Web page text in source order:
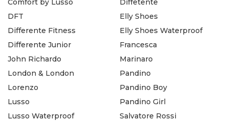
Comfort by Lusso
DFT
Differente Fitness
Differente Junior
Diffetente
Elly Shoes
Elly Shoes Waterproof
Francesca
John Richardo
London & London
Lorenzo
Lusso
Lusso Waterproof
Marinaro
Pandino
Pandino Boy
Pandino Girl
Salvatore Rossi